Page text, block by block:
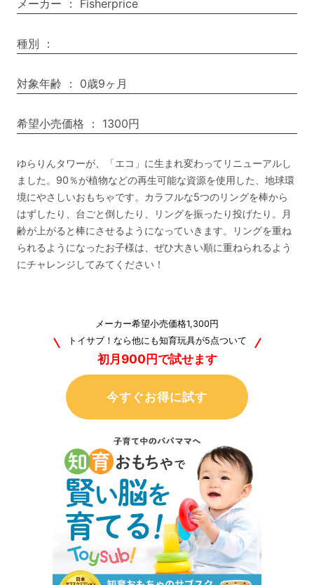
メーカー ： Fisherprice
種別 ：
対象年齢 ： 0歳9ヶ月
希望小売価格 ： 1300円
ゆらりんタワーが、「エコ」に生まれ変わってリニューアルし
ました。90％が植物などの再生可能な資源を使用した、地球環
境にやさしいおもちゃです。カラフルな5つのリングを棒から
はずしたり、台ごと倒したり、リングを振ったり投げたり。月
齢が上がると棒にさせるようになっていきます。リングを重ね
られるようになったお子様は、ぜひ大きい順に重ねられるよう
にチャレンジしてみてください！
メーカー希望小売価格1,300円
トイサブ！なら他にも知育玩具が5点ついて
初月900円で試せます
今すぐお得に試す